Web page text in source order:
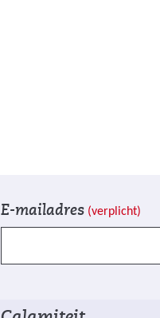
e
l
d
n
c
r
E-mailadres (verplicht)